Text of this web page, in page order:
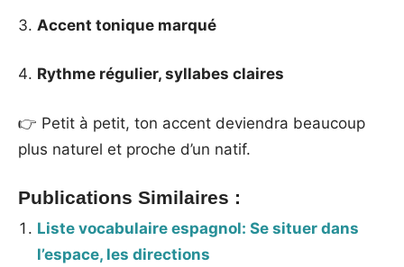
Accent tonique marqué
Rythme régulier, syllabes claires
👉 Petit à petit, ton accent deviendra beaucoup
plus naturel et proche d’un natif.
Publications Similaires :
Liste vocabulaire espagnol: Se situer dans
l’espace, les directions